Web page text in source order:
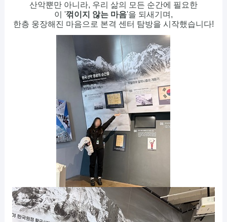
산악뿐만 아니라, 우리 삶의 모든 순간에 필요한
이 '꺾이지 않는 마음'을 되새기며,
한층 웅장해진 마음으로 본격 센터 탐방을 시작했습니다!